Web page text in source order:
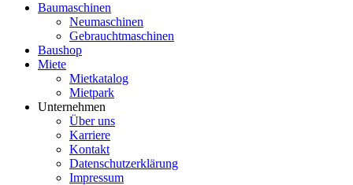
Baumaschinen
Neumaschinen
Gebrauchtmaschinen
Baushop
Miete
Mietkatalog
Mietpark
Unternehmen
Über uns
Karriere
Kontakt
Datenschutzerklärung
Impressum